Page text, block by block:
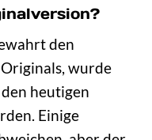
den
wurde
heutigen
Einige